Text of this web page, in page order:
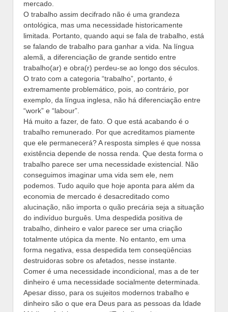
mercado.
O trabalho assim decifrado não é uma grandeza
ontológica, mas uma necessidade historicamente
limitada. Portanto, quando aqui se fala de trabalho, está
se falando de trabalho para ganhar a vida. Na língua
alemã, a diferenciação de grande sentido entre
trabalho(ar) e obra(r) perdeu-se ao longo dos séculos.
O trato com a categoria “trabalho”, portanto, é
extremamente problemático, pois, ao contrário, por
exemplo, da língua inglesa, não há diferenciação entre
“work” e “labour”.
Há muito a fazer, de fato. O que está acabando é o
trabalho remunerado. Por que acreditamos piamente
que ele permanecerá? A resposta simples é que nossa
existência depende de nossa renda. Que desta forma o
trabalho parece ser uma necessidade existencial. Não
conseguimos imaginar uma vida sem ele, nem
podemos. Tudo aquilo que hoje aponta para além da
economia de mercado é desacreditado como
alucinação, não importa o quão precária seja a situação
do indivíduo burguês. Uma despedida positiva de
trabalho, dinheiro e valor parece ser uma criação
totalmente utópica da mente. No entanto, em uma
forma negativa, essa despedida tem conseqüências
destruidoras sobre os afetados, nesse instante.
Comer é uma necessidade incondicional, mas a de ter
dinheiro é uma necessidade socialmente determinada.
Apesar disso, para os sujeitos modernos trabalho e
dinheiro são o que era Deus para as pessoas da Idade